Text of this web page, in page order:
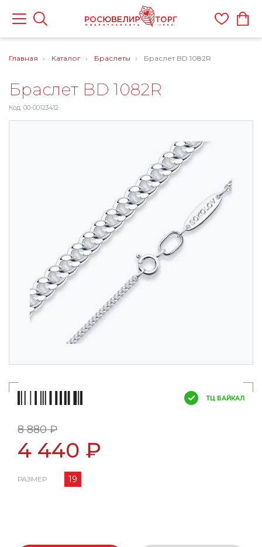
Главная Каталог Браслеты Браслет BD 1082R
Браслет BD 1082R
Код: 00-00123412
ТЦ БАЙКАЛ
8 880 ₽
4 440 ₽
РАЗМЕР 19